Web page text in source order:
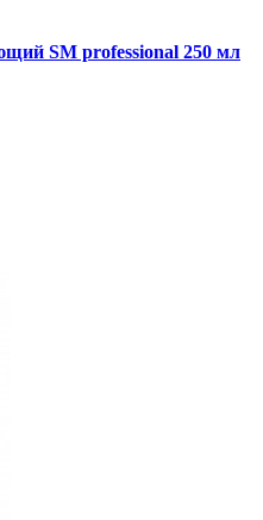
SM professional 250 мл